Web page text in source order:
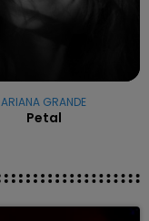
ARIANA GRANDE
Petal